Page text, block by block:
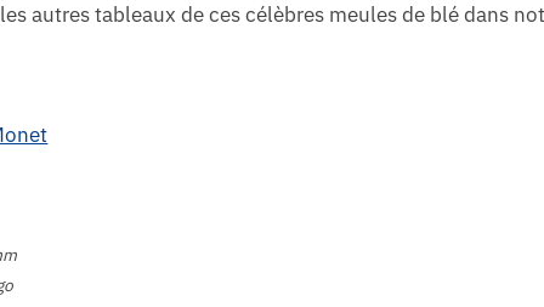
autres tableaux de ces célèbres meules de blé dans